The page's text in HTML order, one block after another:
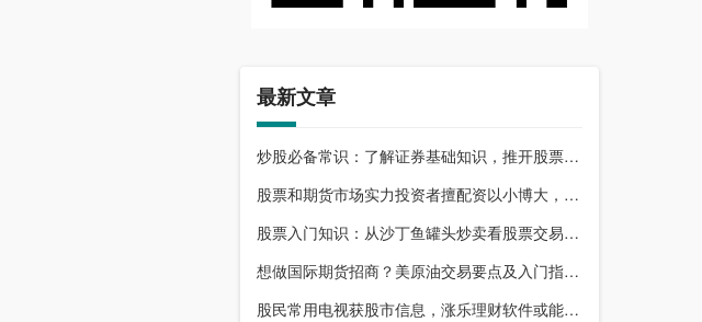
最新文章
炒股必备常识：了解证券基础知识，推开股票市场大门
股票和期货市场实力投资者擅配资以小博大，顶配网优势尽显
股票入门知识：从沙丁鱼罐头炒卖看股票交易本质，你了解吗？
想做国际期货招商？美原油交易要点及入门指南请收好
股民常用电视获股市信息，涨乐理财软件或能满足更多需求？